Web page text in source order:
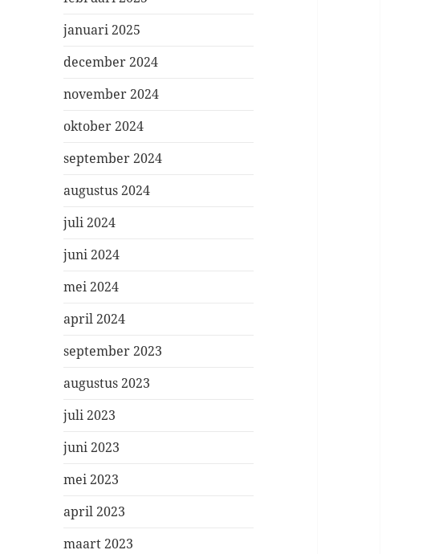
januari 2025
december 2024
november 2024
oktober 2024
september 2024
augustus 2024
juli 2024
juni 2024
mei 2024
april 2024
september 2023
augustus 2023
juli 2023
juni 2023
mei 2023
april 2023
maart 2023